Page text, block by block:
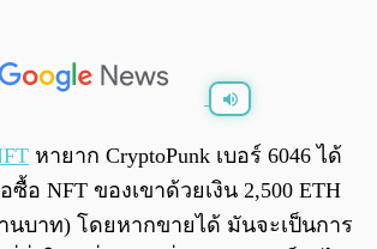
0:00 0:00
หายาก CryptoPunk เบอร์ 6046 ได้
อ NFT ของเขาด้วยเงิน 2,500 ETH
นบาท) โดยหากขายได้ มันจะเป็นการ